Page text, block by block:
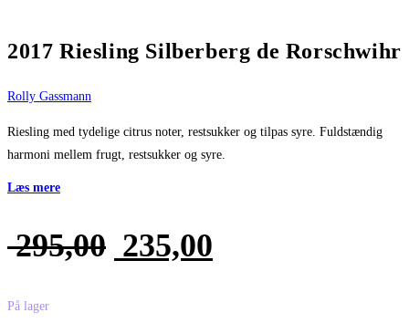
2017 Riesling Silberberg de Rorschwihr
Rolly Gassmann
Riesling med tydelige citrus noter, restsukker og tilpas syre. Fuldstændig
harmoni mellem frugt, restsukker og syre.
Læs mere
295,00 Den
235,00
På lager